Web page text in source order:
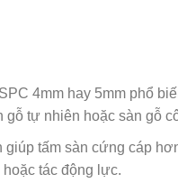
4mm hay 5mm phổ
tự nhiên hoặc sàn gỗ
giúp tấm sàn cứng cáp
tác động lực.